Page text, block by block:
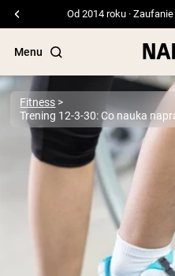
Darmowa wysyłka przy
Menu
Popularne wyszukiwania
”Protein Powder“
”Overnight Oats“
”Micellar Casein“
Fitness